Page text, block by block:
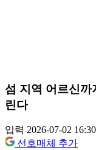
섬 지역 어르신
린다
입력 2026-07-02 16:30
선호매체 추가